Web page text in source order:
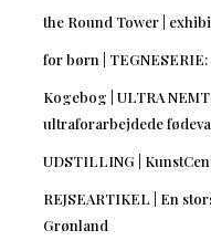
the Round Tower |
for børn |
Kogebog | ULTRA
ultraforarbejdede
UDSTILLING |
REJSEARTIKEL | En
Grønland